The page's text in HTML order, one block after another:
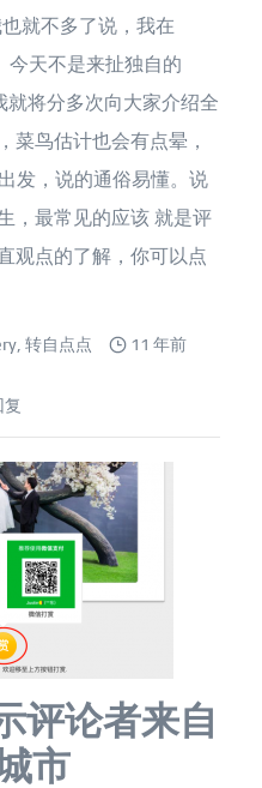
就不多了说，我在
今天不是来扯独自的
就将分多次向大家介绍全
菜鸟估计也会有点晕，
发，说的通俗易懂。说
，最常见的应该 就是评
观点的了解，你可以点
,转自点点 11 年前
复
评论者来自
市